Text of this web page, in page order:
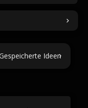
Ideen